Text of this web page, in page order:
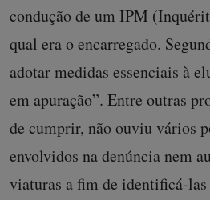
condução de um IPM
qual era o encarregado.
adotar medidas essenciais à
em apuração”. Entre outras
de cumprir, não ouviu vários
envolvidos na denúncia nem
viaturas a fim de identificá-